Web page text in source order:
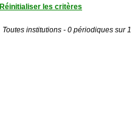
Réinitialiser les critères
Toutes institutions - 0 périodiques sur